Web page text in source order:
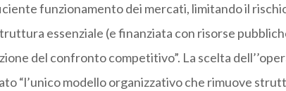
funzionamento dei mercati, limitando il
essenziale (e finanziata con risorse
del confronto competitivo”. La scelta
“l’unico modello organizzativo che rimuove